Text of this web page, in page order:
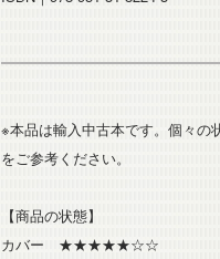
※本品は輸入中古本です。個々の
をご参考ください。
【商品の状態】
カバー ★★★★★☆☆